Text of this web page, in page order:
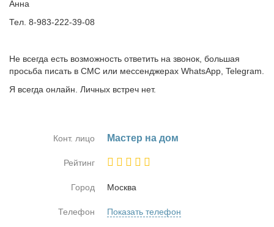
Анна
Тел. 8-983-222-39-08
Не всегда есть возможность ответить на звонок, большая
просьба писать в СМС или мессенджерах WhatsApp, Telegram.
Я всегда онлайн. Личных встреч нет.
Конт. лицо Ма­стер на дом
Рейтинг
Город Москва
Телефон Показать телефон